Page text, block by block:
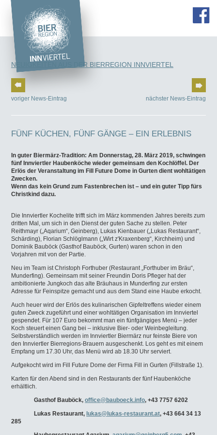
NEUIGKEITEN AUS DER BIERREGION INNVIERTEL
voriger News-Eintrag nächster News-Eintrag
FÜNF KÜCHEN, FÜNF GÄNGE – EIN ERLEBNIS
In guter Biermärz-Tradition: Am Donnerstag, 28. März 2019, schwingen
fünf Innviertler Haubenköche wieder gemeinsam den Kochlöffel. Der
Erlös der Veranstaltung im Fill Future Dome in Gurten dient wohltätigen
Zwecken.
Wenn das kein Grund zum Fastenbrechen ist – und ein guter Tipp fürs
Christkind dazu.
Die Innviertler Kochelite trifft sich im März kommenden Jahres bereits zum
dritten Mal, um sich in den Dienst der guten Sache zu stellen. Peter
Reithmayr („Aqarium“, Geinberg), Lukas Kienbauer („Lukas Restaurant“,
Schärding), Florian Schlöglmann („Wirt z'Kraxenberg“, Kirchheim) und
Dominik Bauböck (Gasthof Bauböck, Gurten) waren schon in den
Vorjahren mit von der Partie.
Neu im Team ist Christoph Forthuber (Restaurant „Forthuber im Bräu“,
Munderfing). Gemeinsam mit seiner Freundin Doris Pfleger hat der
ambitionierte Jungkoch das alte Bräuhaus in Munderfing zur ersten
Adresse für Feinspitze gemacht und aus dem Stand eine Haube erkocht.
Auch heuer wird der Erlös des kulinarischen Gipfeltreffens wieder einem
guten Zweck zugeführt und einer wohltätigen Organisation im Innviertel
gespendet. Für 107 Euro bekommt man ein fünfgängiges Menü – jeder
Koch steuert einen Gang bei – inklusive Bier- oder Weinbegleitung.
Selbstverständlich werden im Innviertler Biermärz nur feinste Biere von
den Innviertler Bierregions-Brauern ausgeschenkt. Los geht es mit einem
Empfang um 17.30 Uhr, das Menü wird ab 18.30 Uhr serviert.
Aufgekocht wird im Fill Future Dome der Firma Fill in Gurten (Fillstraße 1).
Karten für den Abend sind in den Restaurants der fünf Haubenköche
erhältlich.
Gasthof Bauböck,office@bauboeck.info, +43 7757 6202
Lukas Restaurant, lukas@lukas-restaurant.at, +43 664 34 13
285